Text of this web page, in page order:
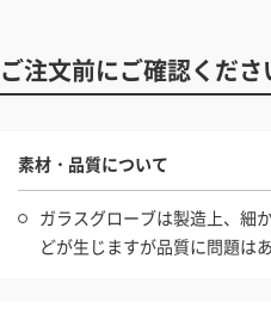
ご注文前にご確認くださ
素材・品質について
ガラスグローブは製造上、細
どが生じますが品質に問題は